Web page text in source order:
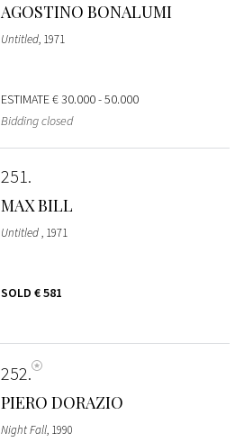
AGOSTINO BONALUMI
Untitled, 1971
ESTIMATE€ 30.000 - 50.000
Bidding closed
251
MAX BILL
Untitled, 1971
SOLD € 581
252
PIERO DORAZIO
Night Fall, 1990